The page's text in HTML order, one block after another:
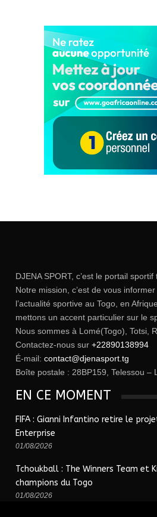
DJENA SPORT, c’est le portail sportif
Notre mission, c’est de vous
l’actualité sportive au Togo, en
mettons un accent particulier sur le
Nous sommes à Lomé(Togo), Totsi,
Contactez-nous sur +22890138994
É-mail: contact@djenasport.tg
Boîte postale : 28BP159, Telessou –
EN CE MOMENT
FIFA : Gianni Infantino retire le
Enterprise
01/08/2026
Tchoukball : The Winners Team et
champions du Togo
01/08/2026